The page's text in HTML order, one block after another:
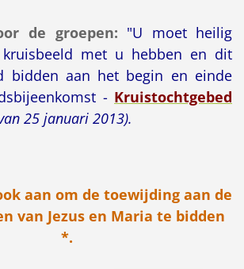
de groepen: "U moet heilig
met u hebben en dit
bidden aan het begin en einde
- Kruistochtgebed
25 januari 2013).
aan om de toewijding aan de
van Jezus en Maria te bidden
*.